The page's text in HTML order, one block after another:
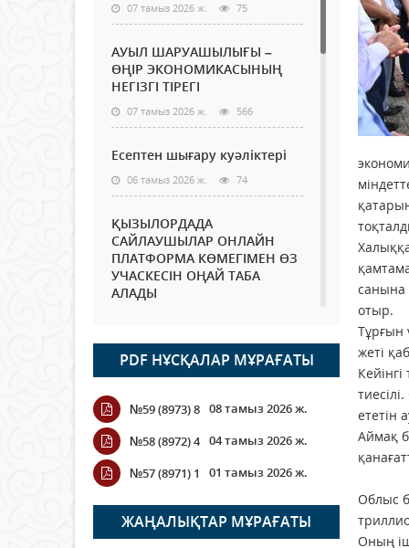
07 тамыз 2026 ж. 75
АУЫЛ ШАРУАШЫЛЫҒЫ –
ӨҢІР ЭКОНОМИКАСЫНЫҢ
НЕГІЗГІ ТІРЕГІ
07 тамыз 2026 ж. 566
Есептен шығару куәліктері
06 тамыз 2026 ж. 74
ҚЫЗЫЛОРДАДА
САЙЛАУШЫЛАР ОНЛАЙН
ПЛАТФОРМА КӨМЕГІМЕН ӨЗ
УЧАСКЕСІН ОҢАЙ ТАБА
АЛАДЫ
Open Air: Қызылорда
облысы полиция
департаменті 20 мыңнан
астам көрерменнің
қауіпсіздігін қамтамасыз етті
ҚАЛАЙ ӨТЕДІ?
06 тамыз 2026 ж. 265
PDF НҰСҚАЛАР МҰРАҒАТЫ
№59 (8973) 8 08 тамыз 2026 ж.
№58 (8972) 4 04 тамыз 2026 ж.
№57 (8971) 1
01 тамыз 2026 ж.
ЖАҢАЛЫҚТАР МҰРАҒАТЫ
санына
отыр.
Тұрғын
жеті
ететін
Аймақ
Облыс
Оның